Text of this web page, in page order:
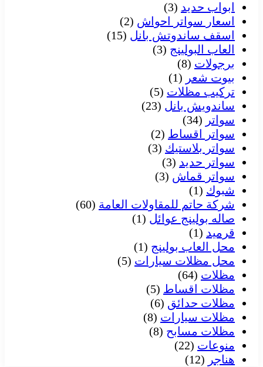
ابواب حديد (3)
اسعار سواتر احواش (2)
اسقف ساندوتش بانل (15)
العاب البولينج (3)
برجولات (8)
بيوت شعر (1)
تركيب مظلات (5)
ساندويش بانل (23)
سواتر (34)
سواتر اقساط (2)
سواتر بلاستيك (3)
سواتر حديد (3)
سواتر قماش (3)
شبوك (1)
شركة حاتم للمقاولات العامة (60)
صاله بولينج عوائل (1)
قرميد (1)
محل العاب بولينج (1)
محل مظلات سيارات (5)
مظلات (64)
مظلات اقساط (5)
مظلات حدائق (6)
مظلات سيارات (8)
مظلات مسابح (8)
منوعات (22)
هناجر (12)